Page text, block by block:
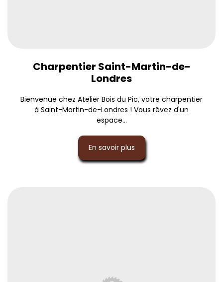
Charpentier Saint-Martin-de-
Londres
Bienvenue chez Atelier Bois du Pic, votre charpentier
à Saint-Martin-de-Londres ! Vous rêvez d'un
espace...
En savoir plus